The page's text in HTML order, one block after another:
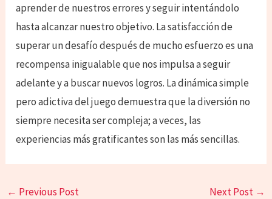
aprender de nuestros errores y seguir intentándolo
hasta alcanzar nuestro objetivo. La satisfacción de
superar un desafío después de mucho esfuerzo es una
recompensa inigualable que nos impulsa a seguir
adelante y a buscar nuevos logros. La dinámica simple
pero adictiva del juego demuestra que la diversión no
siempre necesita ser compleja; a veces, las
experiencias más gratificantes son las más sencillas.
← Previous Post Next Post →